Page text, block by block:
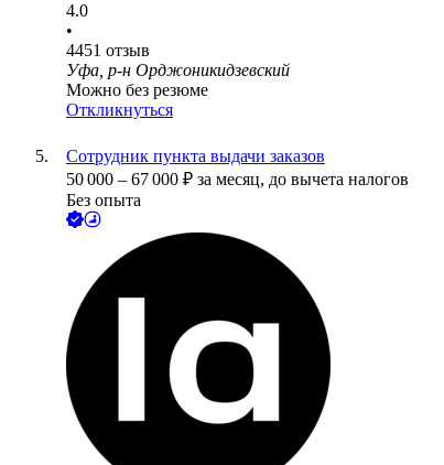
4.0
•
4451 отзыв
Уфа, р-н Орджоникидзевский
Можно без резюме
Откликнуться
Сотрудник пункта выдачи заказов
50 000 – 67 000 ₽ за месяц, до вычета налогов
Без опыта